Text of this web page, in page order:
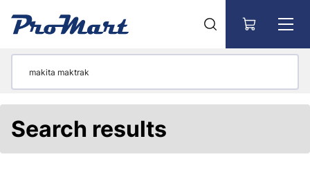
Search results